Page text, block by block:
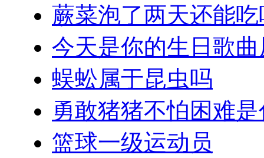
蕨菜泡了两天还能吃
今天是你的生日歌
蜈蚣属于昆虫吗
勇敢猪猪不怕困难
篮球一级运动员